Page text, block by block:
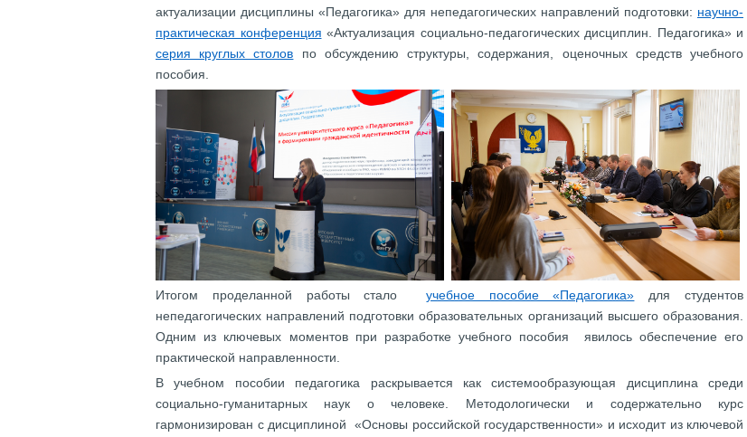
актуализации дисциплины «Педагогика» для непедагогических направлений подготовки: научно-
практическая конференция «Актуализация социально-педагогических дисциплин. Педагогика» и
серия круглых столов по обсуждению структуры, содержания, оценочных средств учебного
пособия.
Итогом проделанной работы стало учебное пособие «Педагогика» для студентов
непедагогических направлений подготовки образовательных организаций высшего образования.
Одним из ключевых моментов при разработке учебного пособия явилось обеспечение его
практической направленности.
В учебном пособии педагогика раскрывается как системообразующая дисциплина среди
социально-гуманитарных наук о человеке. Методологически и содержательно курс
гармонизирован с дисциплиной «Основы российской государственности» и исходит из ключевой